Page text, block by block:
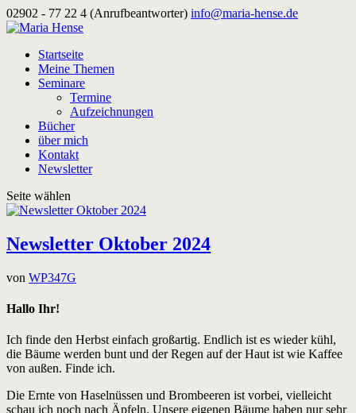
02902 - 77 22 4 (Anrufbeantworter) info@maria-hense.de
Startseite
Meine Themen
Seminare
Termine
Aufzeichnungen
Bücher
über mich
Kontakt
Newsletter
Seite wählen
Newsletter Oktober 2024
von WP347G
Hallo Ihr!
Ich finde den Herbst einfach großartig. Endlich ist es wieder kühl,
die Bäume werden bunt und der Regen auf der Haut ist wie Kaffee
von außen. Finde ich.
Die Ernte von Haselnüssen und Brombeeren ist vorbei, vielleicht
schau ich noch nach Äpfeln. Unsere eigenen Bäume haben nur sehr